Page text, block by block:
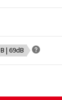
B | 69dB